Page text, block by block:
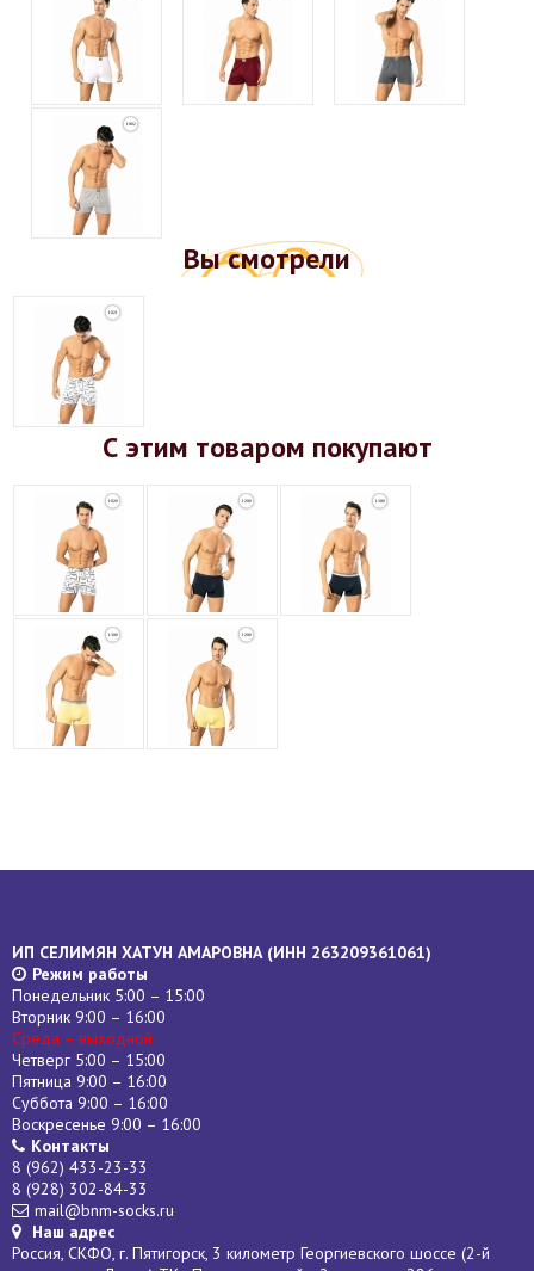
Вы смотрели
С этим товаром покупают
ИП СЕЛИМЯН ХАТУН АМАРОВНА (ИНН 263209361061)
Режим работы
Понедельник 5:00 – 15:00
Вторник 9:00 – 16:00
Среда – выходной
Четверг 5:00 – 15:00
Пятница 9:00 – 16:00
Суббота 9:00 – 16:00
Воскресенье 9:00 – 16:00
Контакты
8 (962) 433-23-33
8 (928) 302-84-33
mail@bnm-socks.ru
Наш адрес
Россия, СКФО, г. Пятигорск, 3 километр Георгиевского шоссе (2-й